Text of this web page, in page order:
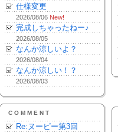
仕様変更
2026/08/06 New!
完成しちゃったねー♪
2026/08/05
なんか涼しいよ？
2026/08/04
なんか涼しい！？
2026/08/03
COMMENT
Re:ヌーピー第3回